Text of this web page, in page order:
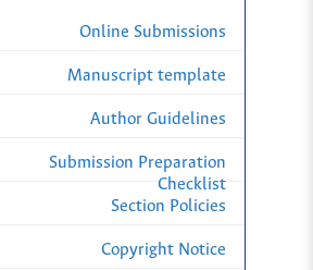
Online Submissions
Manuscript template
Author Guidelines
Submission Preparation
Checklist
Section Policies
Copyright Notice